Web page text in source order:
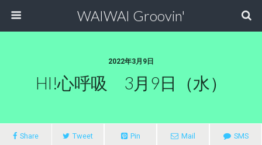
WAIWAI Groovin'
2022年3月9日
HI!心呼吸 3月9日（水）
Share Tweet Pin Mail SMS